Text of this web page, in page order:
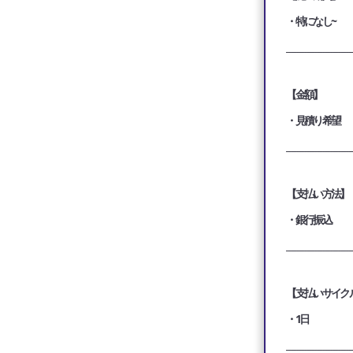
・特になし~
【金額】
・見積り希望
【支払い方法】
・銀行振込
【支払いサイク
・1日